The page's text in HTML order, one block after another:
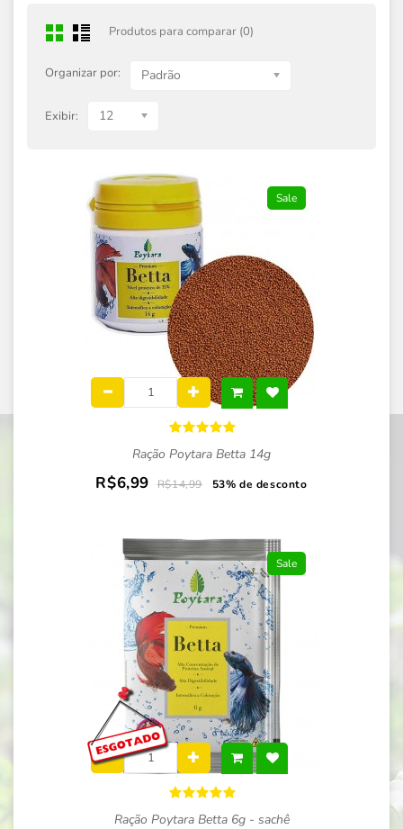
Produtos para comparar (0)
Organizar por: Padrão
Exibir: 12
Sale
Ração Poytara Betta 14g
R$6,99 R$14,99 53% de desconto
Sale
Ração Poytara Betta 6g - sachê